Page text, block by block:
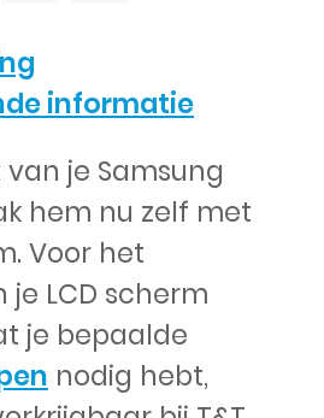
informatie
je Samsung
hem nu zelf met
Voor het
LCD scherm
je bepaalde
nodig hebt,